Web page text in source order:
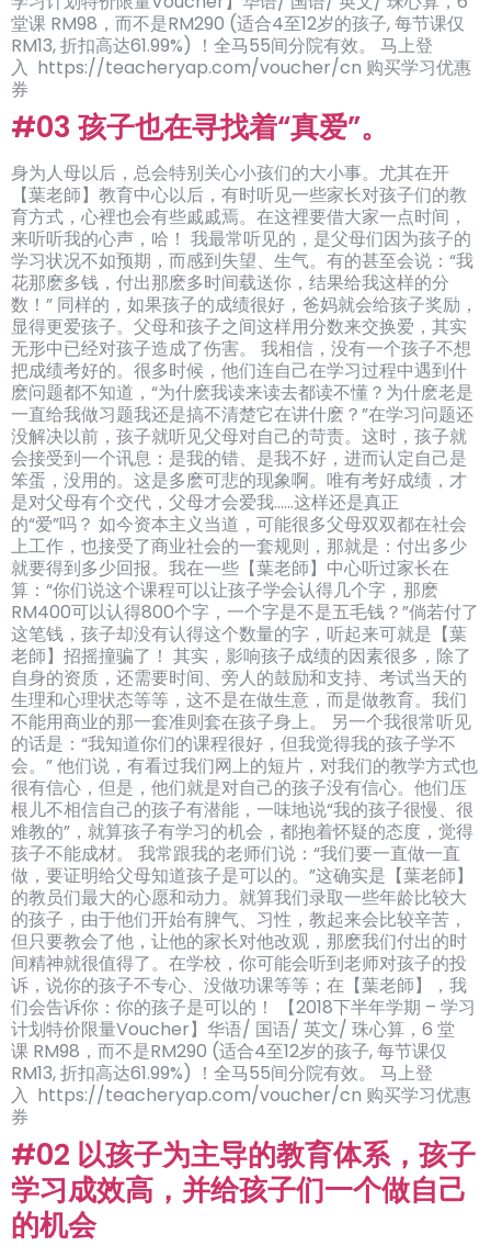
堂课 RM98，而不是RM290 (适合4至12岁的孩子, 每节课仅
RM13, 折扣高达61.99%) ！全马55间分院有效。 马上登
入 https://teacheryap.com/voucher/cn 购买学习优惠
券
#03 孩子也在寻找着“真爱”。
身为人母以后，总会特别关心小孩们的大小事。尤其在开
【葉老師】教育中心以后，有时听见一些家长对孩子们的教
育方式，心裡也会有些戚戚焉。在这裡要借大家一点时间，
来听听我的心声，哈！ 我最常听见的，是父母们因为孩子的
学习状况不如预期，而感到失望、生气。有的甚至会说：“我
花那麽多钱，付出那麽多时间载送你，结果给我这样的分
数！” 同样的，如果孩子的成绩很好，爸妈就会给孩子奖励，
显得更爱孩子。父母和孩子之间这样用分数来交换爱，其实
无形中已经对孩子造成了伤害。 我相信，没有一个孩子不想
把成绩考好的。很多时候，他们连自己在学习过程中遇到什
麽问题都不知道，“为什麽我读来读去都读不懂？为什麽老是
一直给我做习题我还是搞不清楚它在讲什麽？”在学习问题还
没解决以前，孩子就听见父母对自己的苛责。这时，孩子就
会接受到一个讯息：是我的错、是我不好，进而认定自己是
笨蛋，没用的。这是多麽可悲的现象啊。唯有考好成绩，才
是对父母有个交代，父母才会爱我……这样还是真正
的“爱”吗？ 如今资本主义当道，可能很多父母双双都在社会
上工作，也接受了商业社会的一套规则，那就是：付出多少
就要得到多少回报。我在一些【葉老師】中心听过家长在
算：“你们说这个课程可以让孩子学会认得几个字，那麽
RM400可以认得800个字，一个字是不是五毛钱？”倘若付了
这笔钱，孩子却没有认得这个数量的字，听起来可就是【葉
老師】招摇撞骗了！ 其实，影响孩子成绩的因素很多，除了
自身的资质，还需要时间、旁人的鼓励和支持、考试当天的
生理和心理状态等等，这不是在做生意，而是做教育。我们
不能用商业的那一套准则套在孩子身上。 另一个我很常听见
的话是：“我知道你们的课程很好，但我觉得我的孩子学不
会。” 他们说，有看过我们网上的短片，对我们的教学方式也
很有信心，但是，他们就是对自己的孩子没有信心。他们压
根儿不相信自己的孩子有潜能，一味地说“我的孩子很慢、很
难教的”，就算孩子有学习的机会，都抱着怀疑的态度，觉得
孩子不能成材。 我常跟我的老师们说：“我们要一直做一直
做，要证明给父母知道孩子是可以的。”这确实是【葉老師】
的教员们最大的心愿和动力。就算我们录取一些年龄比较大
的孩子，由于他们开始有脾气、习性，教起来会比较辛苦，
但只要教会了他，让他的家长对他改观，那麽我们付出的时
间精神就很值得了。在学校，你可能会听到老师对孩子的投
诉，说你的孩子不专心、没做功课等等；在【葉老師】，我
们会告诉你：你的孩子是可以的！ 【2018下半年学期 – 学习
计划特价限量Voucher】华语/ 国语/ 英文/ 珠心算，6 堂
课 RM98，而不是RM290 (适合4至12岁的孩子, 每节课仅
RM13, 折扣高达61.99%) ！全马55间分院有效。 马上登
入 https://teacheryap.com/voucher/cn 购买学习优惠
券
#02 以孩子为主导的教育体系，孩子
学习成效高，并给孩子们一个做自己
的机会